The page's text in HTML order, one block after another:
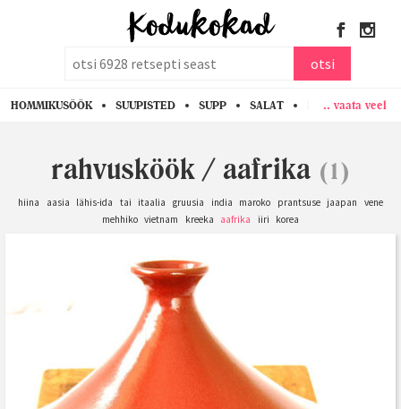
otsi
HOMMIKUSÖÖK SUUPISTED SUPP SALAT PASTA KANA
.. vaata veel
rahvusköök / aafrika (1)
hiina aasia lähis-ida tai itaalia gruusia india maroko prantsuse jaapan
vene
mehhiko vietnam kreeka aafrika iiri korea